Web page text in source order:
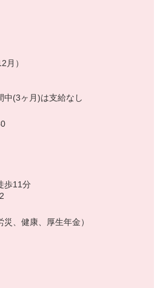
格を持っていない」という方でも大丈
本からしっかり学べます。無資格・未
月）
(3ヶ月)は支給なし
歩11分
、健康、厚生年金）